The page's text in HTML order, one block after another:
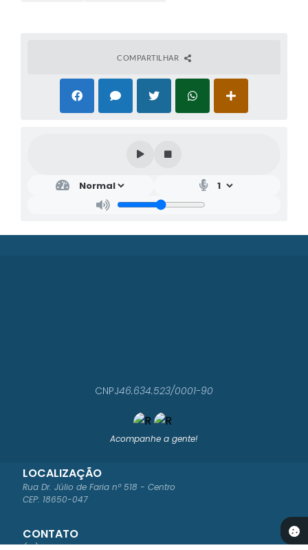
COMPARTILHAR
Acompanhe a gente!
LOCALIZAÇÃO
Rua Dr. Júlio de Faria nº 518 - Centro
CEP: 18650-047
CONTATO
(14) 3812-4400
CNPJ46.634.523/0001-90